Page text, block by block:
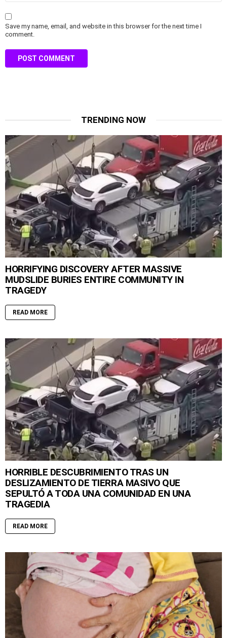
Save my name, email, and website in this browser for the next time I
comment.
TRENDING NOW
HORRIFYING DISCOVERY AFTER MASSIVE
MUDSLIDE BURIES ENTIRE COMMUNITY IN
TRAGEDY
READ MORE
HORRIBLE DESCUBRIMIENTO TRAS UN
DESLIZAMIENTO DE TIERRA MASIVO QUE
SEPULTÓ A TODA UNA COMUNIDAD EN UNA
TRAGEDIA
READ MORE